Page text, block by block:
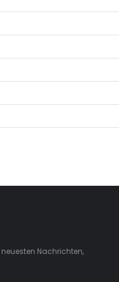
Nachrichten,